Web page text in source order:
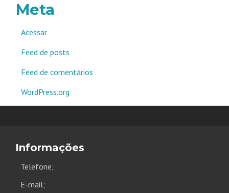
Meta
Acessar
Feed de posts
Feed de comentários
WordPress.org
Informações
Telefone;
E-mail;